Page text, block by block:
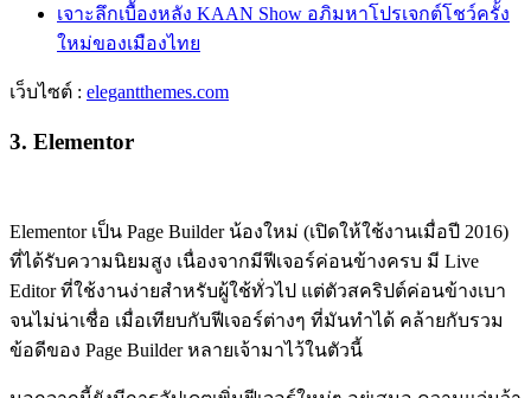
เจาะลึกเบื้องหลัง KAAN Show อภิมหาโปรเจกต์โชว์ครั้ง
ใหม่ของเมืองไทย
เว็บไซต์​ : elegantthemes.com
3. Elementor
Elementor เป็น Page Builder น้องใหม่ (เปิดให้ใช้งานเมื่อปี 2016)
ที่ได้รับความนิยมสูง เนื่องจากมีฟีเจอร์ค่อนข้างครบ มี Live
Editor ที่ใช้งานง่ายสำหรับผู้ใช้ทั่วไป แต่ตัวสคริปต์ค่อนข้างเบา
จนไม่น่าเชื่อ เมื่อเทียบกับฟีเจอร์ต่างๆ ที่มันทำได้ คล้ายกับรวม
ข้อดีของ Page Builder หลายเจ้ามาไว้ในตัวนี้